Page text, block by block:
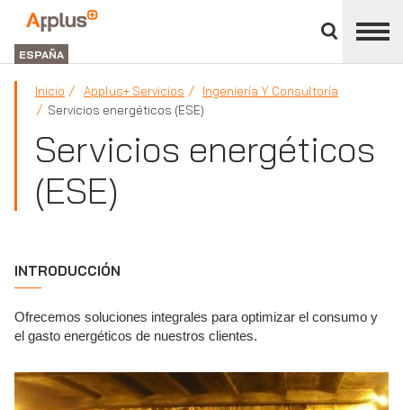
panel
Applus+
GROUP
ESPAÑA
Inicio Applus+ Servicios
Ingeniería Y Consultoría
Servicios energéticos (ESE)
Servicios energéticos
(ESE)
INTRODUCCIÓN
Ofrecemos soluciones integrales para optimizar el consumo y
el gasto energéticos de nuestros clientes.